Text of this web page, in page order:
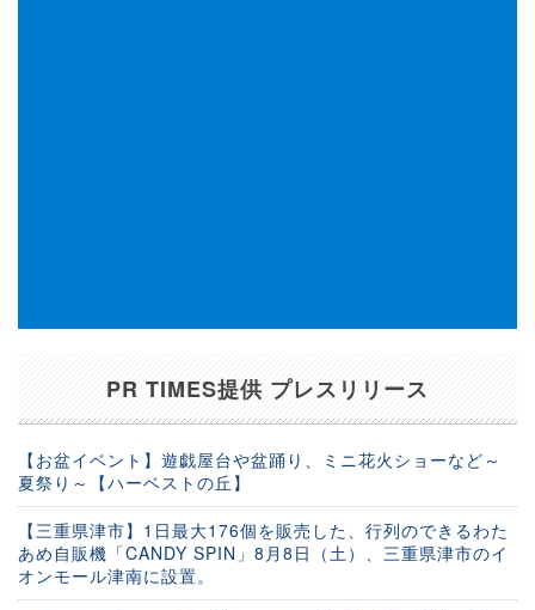
PR TIMES提供 プレスリリース
【お盆イベント】遊戯屋台や盆踊り、ミニ花火ショーなど～
夏祭り～【ハーベストの丘】
【三重県津市】1日最大176個を販売した、行列のできるわた
あめ自販機「CANDY SPIN」8月8日（土）、三重県津市のイ
オンモール津南に設置。